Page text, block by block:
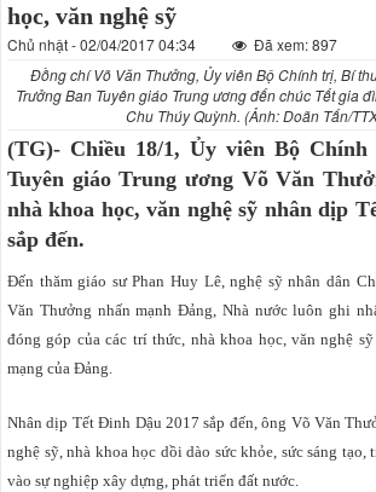
học, văn nghệ sỹ
Chủ nhật - 02/04/2017 04:34
Đã xem: 897
Đồng chí Võ Văn Thưởng, Ủy viên Bộ Chính trị, Bí
Trưởng Ban Tuyên giáo Trung ương đến chúc Tết gia
Chu Thúy Quỳnh. (Ảnh: Doãn Tấn/
(TG)- Chiều 18/1, Ủy viên Bộ
Tuyên giáo Trung ương Võ Văn
nhà khoa học, văn nghệ sỹ nhân dịp
sắp đến.
Đến thăm giáo sư Phan Huy Lê, nghệ sỹ nhân dân
Văn Thưởng nhấn mạnh Đảng, Nhà nước luôn ghi
đóng góp của các trí thức, nhà khoa học, văn nghệ
mạng của Đảng.
Nhân dịp Tết Đinh Dậu 2017 sắp đến, ông Võ Văn
nghệ sỹ, nhà khoa học dồi dào sức khỏe, sức sáng
vào sự nghiệp xây dựng, phát triển đất nước.